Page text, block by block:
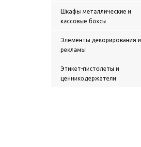
Шкафы металлические и
кассовые боксы
Элементы декорирования и
рекламы
Этикет-пистолеты и
ценникодержатели